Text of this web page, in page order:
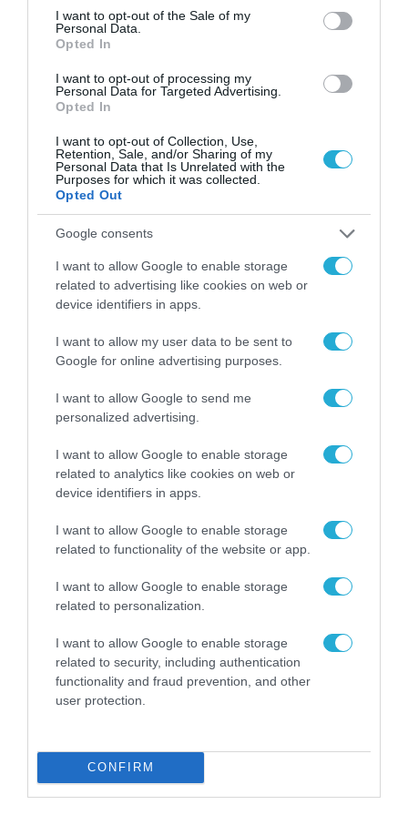
consent section.
I want to opt-out of the Sale of my
Personal Data.
Opted In
I want to opt-out of processing my
Personal Data for Targeted Advertising.
Opted In
I want to opt-out of Collection, Use,
Retention, Sale, and/or Sharing of my
Personal Data that Is Unrelated with the
Purposes for which it was collected.
Opted Out
Google consents
I want to allow Google to enable storage
related to advertising like cookies on web or
device identifiers in apps.
I want to allow my user data to be sent to
Google for online advertising purposes.
I want to allow Google to send me
personalized advertising.
I want to allow Google to enable storage
related to analytics like cookies on web or
device identifiers in apps.
I want to allow Google to enable storage
related to functionality of the website or app.
I want to allow Google to enable storage
related to personalization.
I want to allow Google to enable storage
related to security, including authentication
functionality and fraud prevention, and other
user protection.
CONFIRM
των ελληνικών
επιχειρήσεων στον
χώρο της άμυνας
31.07.2026
Η πιο ταξιδιάρικη
βαλίτσα του φετινού
υπογραφή της Xiaomi
31.07.2026
ΟΛΗ Η ΡΟΗ ΕΙΔΗΣΕΩΝ
ΤΡΑΠΕΖΕΣ
Η Revolut Bank λαμβάνει την έγκριση της